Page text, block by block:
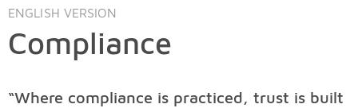
ENGLISH VERSION
Compliance
“Where compliance is practiced, trust is built